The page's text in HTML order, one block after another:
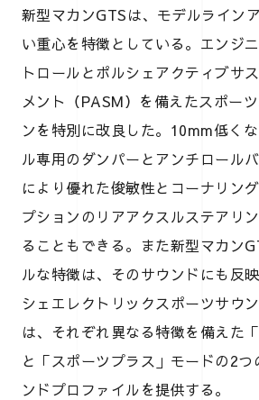
新型マカンGTSは、モデルライン
い重心を特徴としている。エンジ
トロールとポルシェアクティブサ
メント（PASM）を備えたスポー
ンを特別に改良した。10mm低く
ル専用のダンパーとアンチロール
により優れた俊敏性とコーナリン
プションのリアアクスルステアリ
ることもできる。また新型マカン
ルな特徴は、そのサウンドにも反
シェエレクトリックスポーツサウ
は、それぞれ異なる特徴を備えた
と「スポーツプラス」モードの2
ンドプロファイルを提供する。